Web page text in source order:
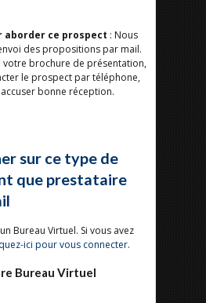
aborder ce prospect : Nous
des propositions par mail.
votre brochure de présentation,
le prospect par téléphone,
bonne réception.
sur ce type de
que prestataire
Bureau Virtuel. Si vous avez
ici pour vous connecter.
Bureau Virtuel